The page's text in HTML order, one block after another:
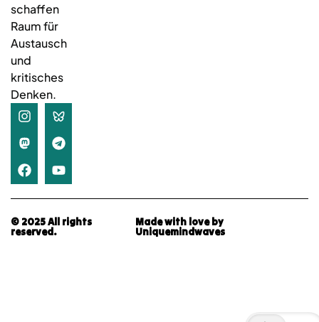
schaffen
Raum für
Austausch
und
kritisches
Denken.
© 2025 All rights
reserved.
Made with love by
Uniquemindwaves